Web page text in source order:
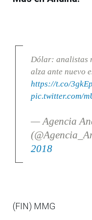
Dólar: analistas
alza ante nuevo
https://t.co/
pic.twitter.com/
— Agencia
2018
(FIN) MMG